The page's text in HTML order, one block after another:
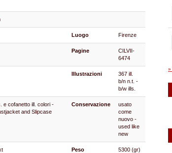
Luogo Firenze
Pagine
CILVII-
6474
Illustrazioni
367 ill.
b/n n.t. -
b/w ills.
e cofanetto ill. colori -
and Slipcase
Conservazione
usato
come
nuovo -
used like
new
Peso 5300 (gr)
»